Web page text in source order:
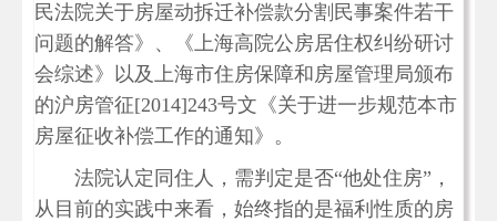
民法院关于房屋动拆迁补偿款分割民事案件若干
问题的解答》、《上海高院公房居住权纠纷研讨
会综述》以及上海市住房保障和房屋管理局颁布
的沪房管征[2014]243号文《关于进一步规范本市
房屋征收补偿工作的通知》。
法院认定同住人，需判定是否“他处住房”，
从目前的实践中来看，始终指的是福利性质的房